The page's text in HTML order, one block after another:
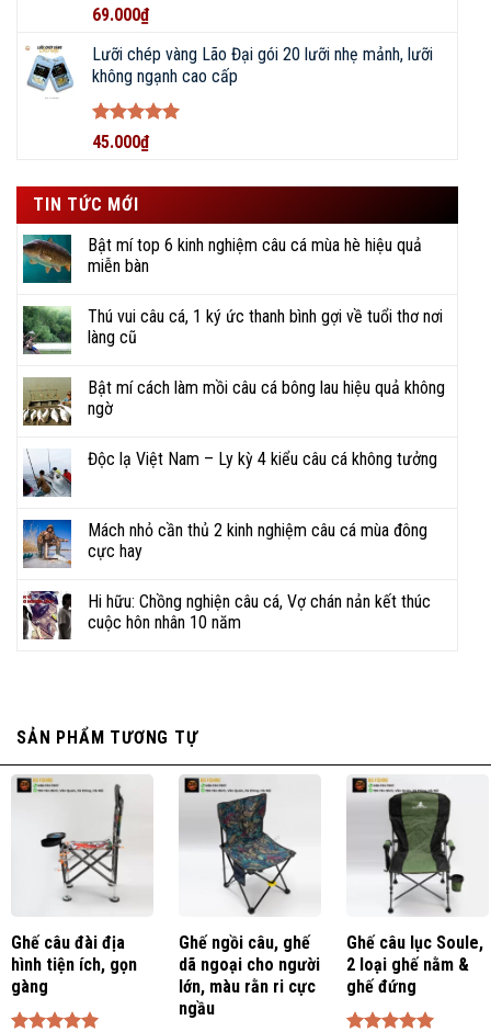
Được xếp
55
sao
69.000₫
Lưỡi chép vàng Lão Đại gói 20 lưỡi nhẹ mảnh, lưỡi
không ngạnh cao cấp
Được xếp
55
45.000₫
TIN TỨC MỚI
Bật mí top 6 kinh nghiệm câu cá mùa hè hiệu quả
miễn bàn
Thú vui câu cá, 1 ký ức thanh bình gợi về tuổi thơ nơi
làng cũ
Bật mí cách làm mồi câu cá bông lau hiệu quả không
ngờ
Độc lạ Việt Nam – Ly kỳ 4 kiểu câu cá không tưởng
Mách nhỏ cần thủ 2 kinh nghiệm câu cá mùa đông
cực hay
Hi hữu: Chồng nghiện câu cá, Vợ chán nản kết thúc
cuộc hôn nhân 10 năm
SẢN PHẨM TƯƠNG TỰ
Ghế câu đài địa
hình tiện ích, gọn
gàng
Ghế ngồi câu, ghế
dã ngoại cho người
lớn, màu rằn ri cực
ngầu
Ghế câu lục Soule,
2 loại ghế nằm &
ghế đứng